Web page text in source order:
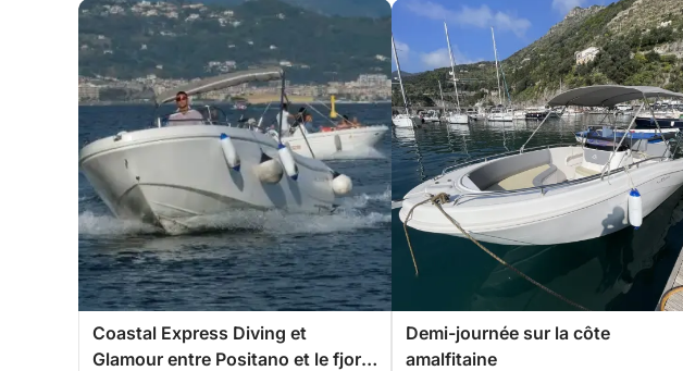
Coastal Express Diving et
Glamour entre Positano et le fjord
Demi-journée sur la côte
amalfitaine